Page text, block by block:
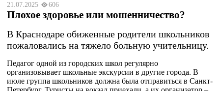
21.07.2025 606
Плохое здоровье или мошенничество?
В Краснодаре обиженные родители школьников
пожаловались на тяжело больную учительницу.
Педагог одной из городских школ регулярно
организовывает школьные экскурсии в другие города. В
июле группа школьников должна была отправиться в Санкт-